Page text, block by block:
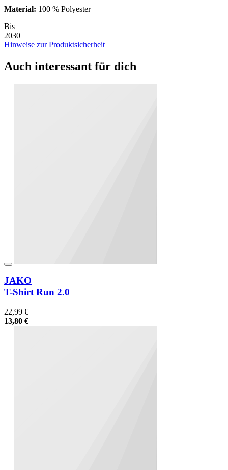
Material: 100 % Polyester
Bis
2030
Hinweise zur Produktsicherheit
Auch interessant für dich
JAKO
T-Shirt Run 2.0
22,99 €
13,80 €